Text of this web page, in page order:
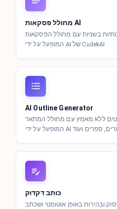
מחולל פסקאות AI
בשניות עם מחולל הפסקאות
המופעל על ידי AI של CudekAI.
AI Outline Generator
ללא מאמץ עם מחולל המתאר
כותב דקדוק
ובהירות באופן אוטומטי ושכתב